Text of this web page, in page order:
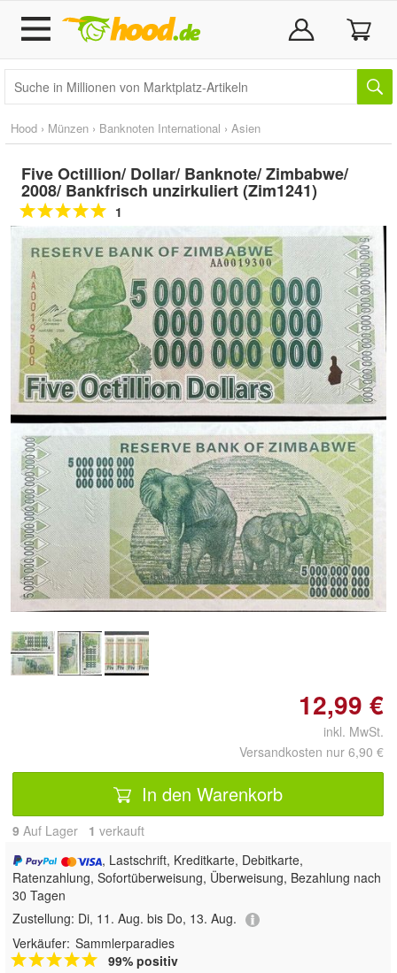
Hood › Münzen › Banknoten International › Asien
Five Octillion/ Dollar/ Banknote/ Zimbabwe/
2008/ Bankfrisch unzirkuliert (Zim1241)
1
Doppelt antippen zum
vergrößern
12,99 €
inkl. MwSt.
Versandkosten nur 6,90 €
In den Warenkorb
9 Auf Lager 1 verkauft
, Lastschrift, Kreditkarte, Debitkarte,
Ratenzahlung, Sofortüberweisung, Überweisung, Bezahlung nach
30 Tagen
Zustellung: Di, 11. Aug. bis Do, 13. Aug.
Verkäufer: Sammlerparadies
99% positiv